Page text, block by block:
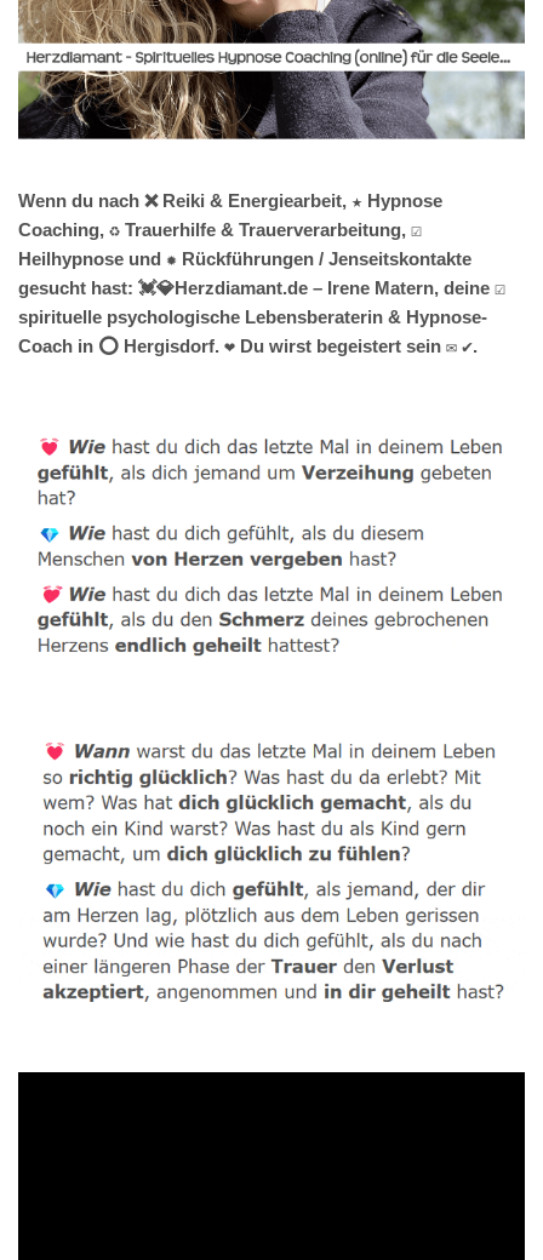
Wenn du nach ❌ Reiki & Energiearbeit, ★ Hypnose
Coaching, ♻ Trauerhilfe & Trauerverarbeitung, ☑️
Heilhypnose und ✹ Rückführungen / Jenseitskontakte
gesucht hast: 💓️💎Herzdiamant.de – Irene Matern, deine ☑️
spirituelle psychologische Lebensberaterin & Hypnose-
Coach in ⭕ Hergisdorf. ❤ Du wirst begeistert sein ✉ ✔.